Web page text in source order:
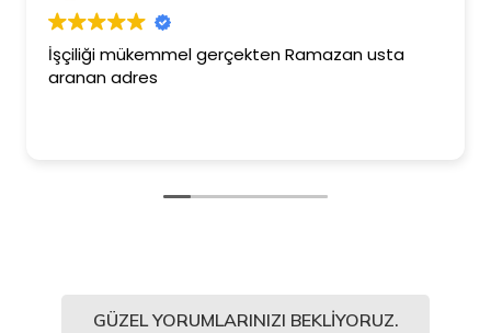
İşçiliği mükemmel gerçekten Ramazan usta
aranan adres
GÜZEL YORUMLARINIZI BEKLIYORUZ.